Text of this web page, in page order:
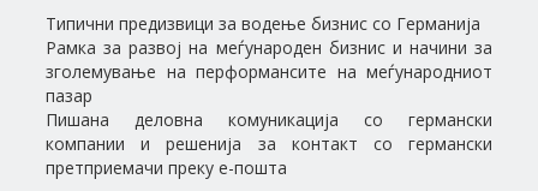
Типични предизвици за водење бизнис со Германија
Рамка за развој на меѓународен бизнис и начини за
зголемување на перформансите на меѓународниот
пазар
Пишана деловна комуникација со германски
компании и решенија за контакт со германски
претприемачи преку е-пошта